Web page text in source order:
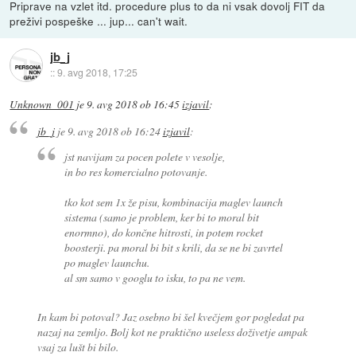
Priprave na vzlet itd. procedure plus to da ni vsak dovolj FIT da
preživi pospeške ... jup... can't wait.
jb_j
::9. avg 2018, 17:25
Unknown_001 je9. avg 2018 ob 16:45izjavil:
jb_jje 9. avg 2018 ob 16:24izjavil:
jst navijam za pocen polete v vesolje,
in bo res komercialno potovanje.
tko kot sem 1x že pisu, kombinacija maglev launch
sistema (samo je problem, ker bi to moral bit
enormno), do končne hitrosti, in potem rocket
boosterji. pa moral bi bit s krili, da se ne bi zavrtel
po maglev launchu.
al sm samo v googlu to isku, to pa ne vem.
In kam bi potoval? Jaz osebno bi šel kvečjem gor pogledat pa
nazaj na zemljo. Bolj kot ne praktično useless doživetje ampak
vsaj za lušt bi bilo.